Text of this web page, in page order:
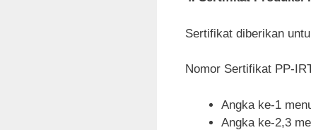
Sertifikat diberikan
Nomor Sertifikat PP-
Angka ke-1
Angka ke-2,3